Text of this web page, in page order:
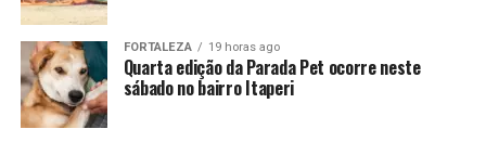
FORTALEZA 19 horas ago
Quarta edição da Parada Pet ocorre neste
sábado no bairro Itaperi